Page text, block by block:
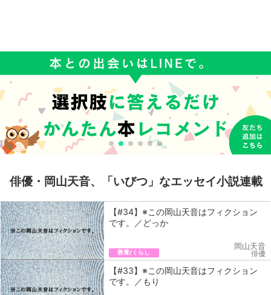
俳優・岡山天音、「いびつ」なエッセイ小説連載
【#34】※この岡山天音はフィクション
です。／どっか
教養/くらし
岡山天音
俳優
【#33】※この岡山天音はフィクション
です。／もり